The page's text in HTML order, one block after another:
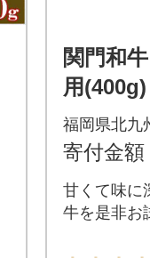
関門和
用
福岡県北九
寄付金額
甘くて味に
牛を是非お